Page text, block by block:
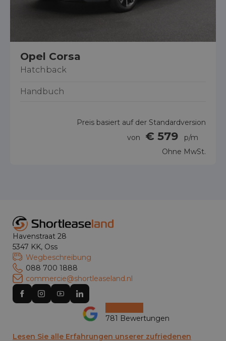
Opel Corsa
Hatchback
Handbuch
Preis basiert auf der Standardversion
von
€ 579
p/m
Ohne MwSt.
Havenstraat 28
5347 KK, Oss
Wegbeschreibung
088 700 1888
commercie@shortleaseland.nl
781 Bewertungen
Lesen Sie alle Erfahrungen unserer zufriedenen